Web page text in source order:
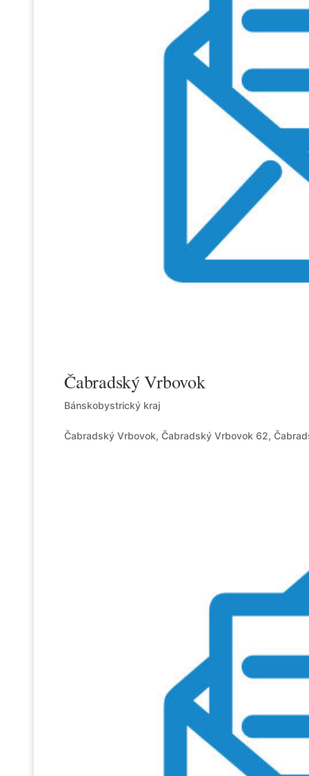
Čabradský Vrbovok
Bánskobystrický kraj
Čabradský Vrbovok, Čabradský Vrbovok 62,